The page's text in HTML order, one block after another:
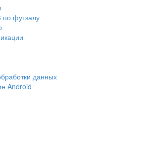
футзалу
данных
Android